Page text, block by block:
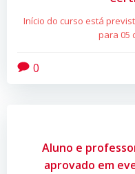
Início do curso está
para 05
0
Aluno e
aprovado em